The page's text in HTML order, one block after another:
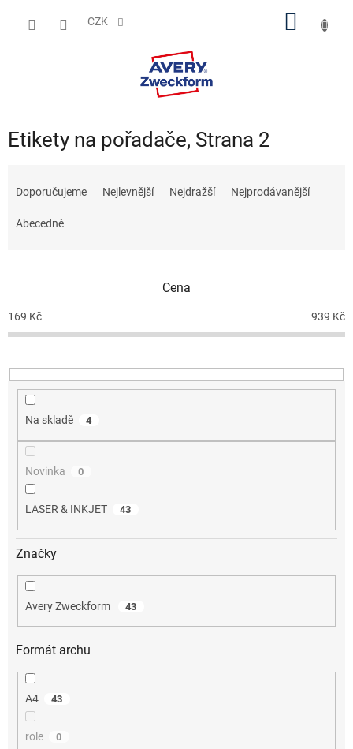
CZK
Etikety na pořadače, Strana 2
o
d
k
t
Doporučujeme Nejlevnější Nejdražší Nejprodávanější
Abecedně
Cena
169 Kč 939 Kč
Na skladě 4
Novinka 0
LASER & INKJET 43
Značky
Avery Zweckform 43
Formát archu
A4 43
role 0